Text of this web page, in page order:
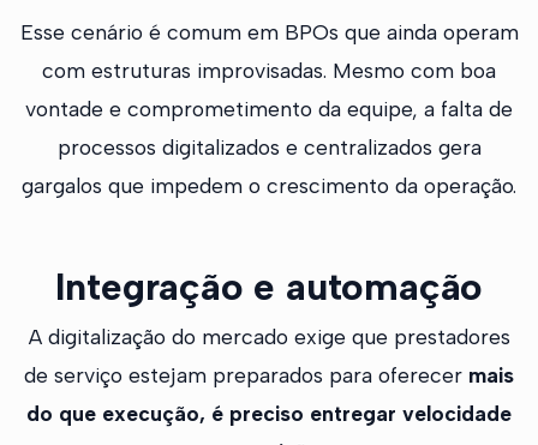
Esse cenário é comum em BPOs que ainda operam
com estruturas improvisadas. Mesmo com boa
vontade e comprometimento da equipe, a falta de
processos digitalizados e centralizados gera
gargalos que impedem o crescimento da operação.
Integração e automação
A digitalização do mercado exige que prestadores
de serviço estejam preparados para oferecer mais
do que execução, é preciso entregar velocidade